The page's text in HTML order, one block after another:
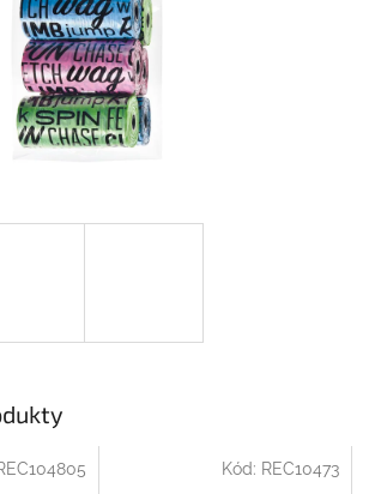
Kód: REC10473